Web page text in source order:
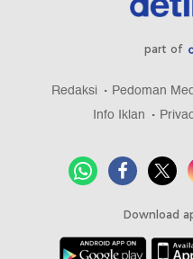
part of
Redaksi Pedoman
Info Iklan
Download